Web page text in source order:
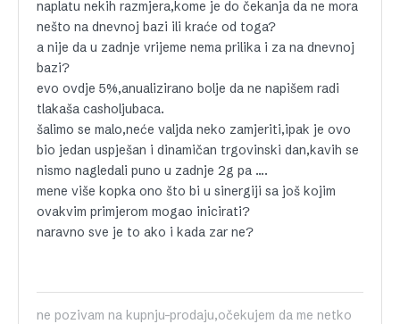
naplatu nekih razmjera,kome je do čekanja da ne mora
nešto na dnevnoj bazi ili kraće od toga?
a nije da u zadnje vrijeme nema prilika i za na dnevnoj
bazi?
evo ovdje 5%,anualizirano bolje da ne napišem radi
tlakaša casholjubaca.
šalimo se malo,neće valjda neko zamjeriti,ipak je ovo
bio jedan uspješan i dinamičan trgovinski dan,kavih se
nismo nagledali puno u zadnje 2g pa ….
mene više kopka ono što bi u sinergiji sa još kojim
ovakvim primjerom mogao inicirati?
naravno sve je to ako i kada zar ne?
ne pozivam na kupnju-prodaju,očekujem da me netko